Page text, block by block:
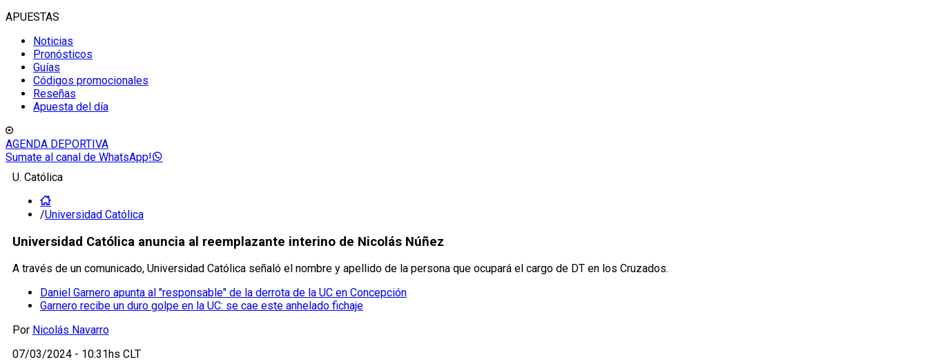
APUESTAS
Noticias
Pronósticos
Guías
Códigos promocionales
Reseñas
Apuesta del día
AGENDA DEPORTIVA
Sumate al canal de WhatsApp!
U. Católica
/Universidad Católica
Universidad Católica anuncia al reemplazante interino de Nicolás Núñez
A través de un comunicado, Universidad Católica señaló el nombre y apellido de la persona que ocupará el cargo de DT en los Cruzados.
Daniel Garnero apunta al "responsable" de la derrota de la UC en Concepción
Garnero recibe un duro golpe en la UC: se cae este anhelado fichaje
Por Nicolás Navarro
07/03/2024 - 10:31hs CLT